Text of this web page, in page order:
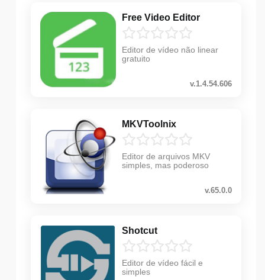
Free Video Editor
Editor de vídeo não linear
gratuito
v.1.4.54.606
MKVToolnix
Editor de arquivos MKV
simples, mas poderoso
v.65.0.0
Shotcut
Editor de vídeo fácil e
simples